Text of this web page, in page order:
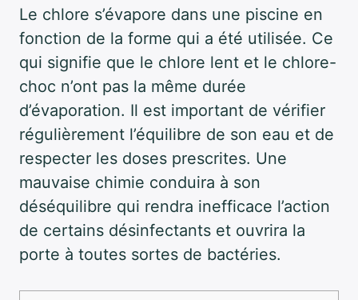
Le chlore s’évapore dans une piscine en
fonction de la forme qui a été utilisée. Ce
qui signifie que le chlore lent et le chlore-
choc n’ont pas la même durée
d’évaporation. Il est important de vérifier
régulièrement l’équilibre de son eau et de
respecter les doses prescrites. Une
mauvaise chimie conduira à son
déséquilibre qui rendra inefficace l’action
de certains désinfectants et ouvrira la
porte à toutes sortes de bactéries.